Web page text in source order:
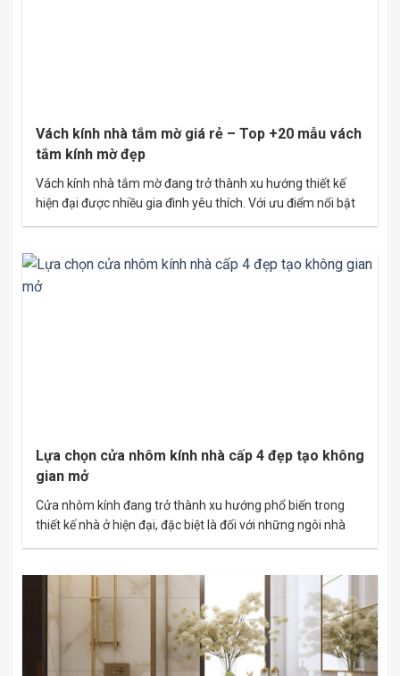
Vách kính nhà tắm mờ giá rẻ – Top +20 mẫu vách
tắm kính mờ đẹp
Vách kính nhà tắm mờ đang trở thành xu hướng thiết kế
hiện đại được nhiều gia đình yêu thích. Với ưu điểm nổi bật
tắm sạch sẽ, sang trọng…
Lựa chọn cửa nhôm kính nhà cấp 4 đẹp tạo không
gian mở
Cửa nhôm kính đang trở thành xu hướng phổ biến trong
thiết kế nhà ở hiện đại, đặc biệt là đối với những ngôi nhà
nhiên. Bài viết này sẽ…